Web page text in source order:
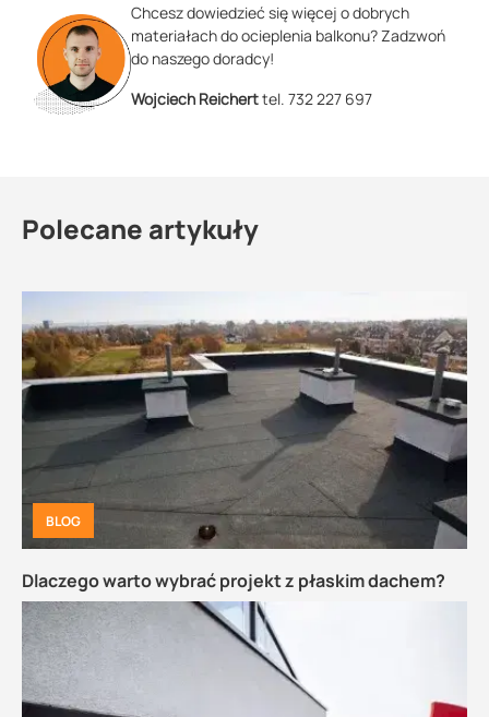
Chcesz dowiedzieć się więcej o dobrych
materiałach do ocieplenia balkonu? Zadzwoń
do naszego doradcy!
Wojciech Reicherttel. 732 227 697
Polecane artykuły
BLOG
Dlaczego warto wybrać projekt z płaskim dachem?